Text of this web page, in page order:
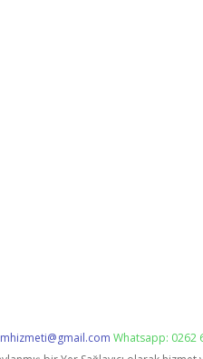
Whatsapp: 0262